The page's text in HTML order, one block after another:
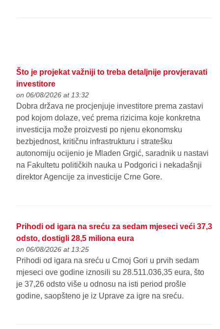
Što je projekat važniji to treba detaljnije provjeravati
investitore
on 06/08/2026 at 13:32
Dobra država ne procjenjuje investitore prema zastavi
pod kojom dolaze, već prema rizicima koje konkretna
investicija može proizvesti po njenu ekonomsku
bezbjednost, kritičnu infrastrukturu i stratešku
autonomiju ocijenio je Mladen Grgić, saradnik u nastavi
na Fakultetu političkih nauka u Podgorici i nekadašnji
direktor Agencije za investicije Crne Gore.
Prihodi od igara na sreću za sedam mjeseci veći 37,3
odsto, dostigli 28,5 miliona eura
on 06/08/2026 at 13:25
Prihodi od igara na sreću u Crnoj Gori u prvih sedam
mjeseci ove godine iznosili su 28.511.036,35 eura, što
je 37,26 odsto više u odnosu na isti period prošle
godine, saopšteno je iz Uprave za igre na sreću.